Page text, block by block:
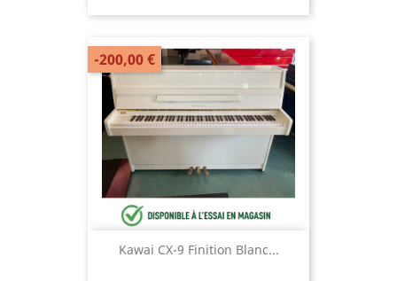
Kawai CX-9 Finition Blanc...
-200,00 €